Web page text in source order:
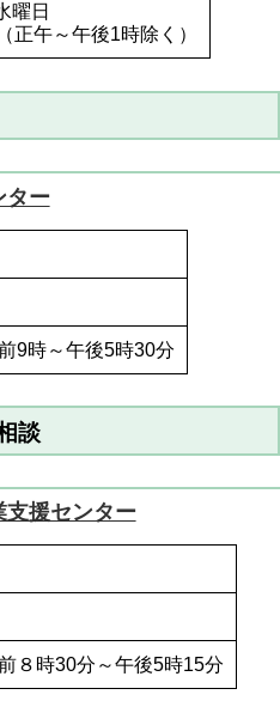
曜日
正午～午後1時除く）
ター
9時～午後5時30分
談
支援センター
８時30分～午後5時15分